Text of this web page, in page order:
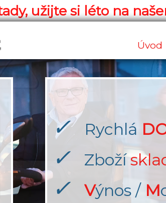
užijte si léto na
Úvod
✓ Rychlá
✓ Zboží
✓ Výnos / M